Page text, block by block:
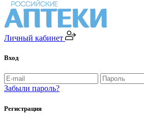
Личный кабинет
Вход
Забыли пароль?
Регистрация